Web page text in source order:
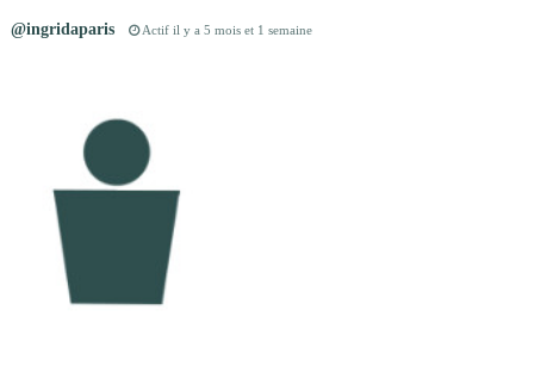
Profils
@ingridaparis Actif il y a 5 mois et 1 semaine